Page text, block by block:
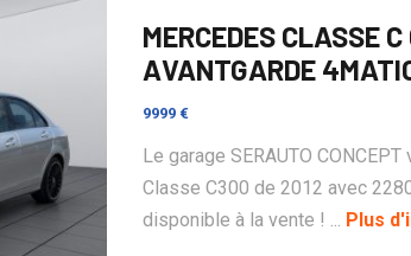
MERCEDES CLASSE
AVANTGARDE
9999 €
Le garage SERAUTO
Classe C300 de 2012 avec
disponible à la vente ! ... Plus